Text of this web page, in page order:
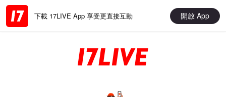
下載 17LIVE App 享受更直接互動 開啟 App